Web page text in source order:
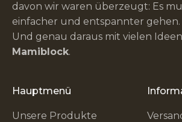
davon wir waren überzeugt: Es
einfacher und entspannter gehen.
Und genau daraus mit vielen
Mamiblock.
Hauptmenü
Unsere Produkte